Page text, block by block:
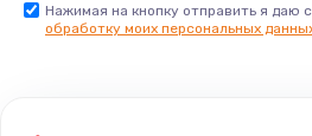
Нажимая на кнопку отправить я даю
обработку моих персональных